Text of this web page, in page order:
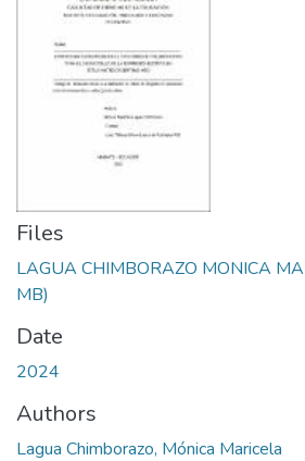
Files
LAGUA CHIMBORAZO MONICA
MB)
Date
2024
Authors
Lagua Chimborazo, Mónica Maricela